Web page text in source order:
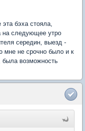
бэха стояла,
на следующее утро
середин, выезд -
мне не срочно было и к
возможность